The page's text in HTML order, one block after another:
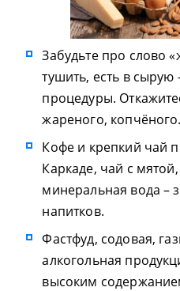
Забудьте про слово
тушить, есть в
процедуры.
жареного, копчёного.
Кофе и крепкий чай
Каркаде, чай с
минеральная вода –
напитков.
Фастфуд, содовая,
алкогольная
высоким